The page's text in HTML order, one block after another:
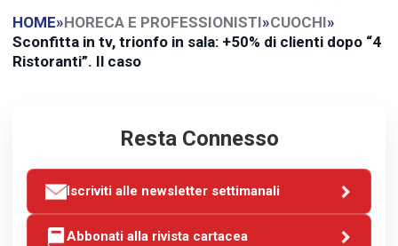
HOME»HORECA E PROFESSIONISTI»CUOCHI»
Sconfitta in tv, trionfo in sala: +50% di clienti dopo “4
Ristoranti”. Il caso
Resta Connesso
Iscriviti alle newsletter settimanali
Abbonati alla rivista cartacea